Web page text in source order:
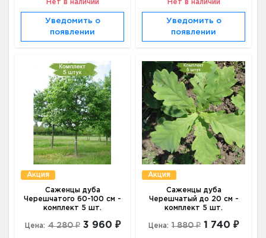
Нет в наличии
Уведомить о
появлении
Нет в наличии
Уведомить о
появлении
Акция
Саженцы дуба
Черешчатого 60-100 см -
комплект 5 шт.
Цена: 4 280 ₽ 3 960 ₽
Акция
Саженцы дуба
Черешчатый до 20 см -
комплект 5 шт.
Цена: 1 880 ₽ 1 740 ₽